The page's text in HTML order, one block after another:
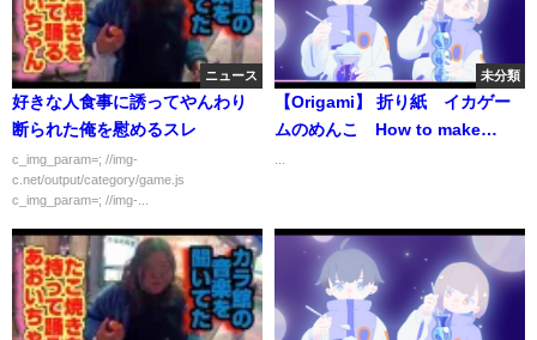
ニュース
好きな人食事に誘ってやんわり
断られた俺を慰めるスレ
c_img_param=; //img-
c.net/output/category/game.js
c_img_param=; //img-...
未分類
【Origami】 折り紙 イカゲー
ムのめんこ How to make